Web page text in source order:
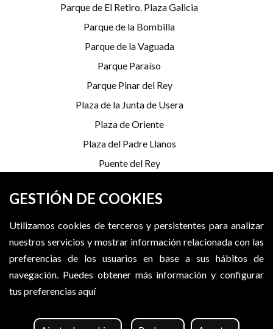
GESTIÓN DE COOKIES
Utilizamos cookies de terceros y persistentes para analizar
nuestros servicios y mostrar información relacionada con las
preferencias de los usuarios en base a sus hábitos de
navegación. Puedes obtener más información y configurar
tus preferencias aquí
Parque de El Retiro. Plaza Galicia
Parque de la Bombilla
Parque de la Vaguada
Parque Paraíso
Parque Pinar del Rey
Plaza de la Junta de Usera
Plaza de Oriente
Plaza del Padre Llanos
Puente del Rey
*Programación sujeta a cambios
X (Twitter)
Instagram
Facebook